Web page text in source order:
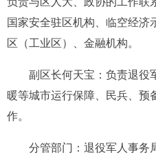
国家安全驻区机构、临空经济
区（工业区）
金融机构。
副区长何天宝： 负责退役
暖等城市运行保障、 民兵、预
作。
分管部门：退役军人事务